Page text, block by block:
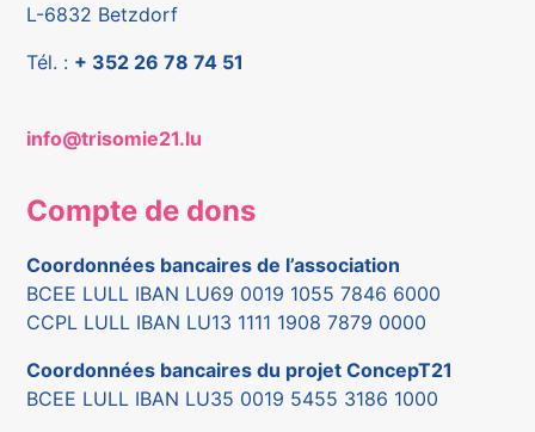
L-6832 Betzdorf
Tél. : + 352 26 78 74 51
info@trisomie21.lu
Compte de dons
Coordonnées bancaires de l’association
BCEE LULL IBAN LU69 0019 1055 7846 6000
CCPL LULL IBAN LU13 1111 1908 7879 0000
Coordonnées bancaires du projet ConcepT21
BCEE LULL IBAN LU35 0019 5455 3186 1000